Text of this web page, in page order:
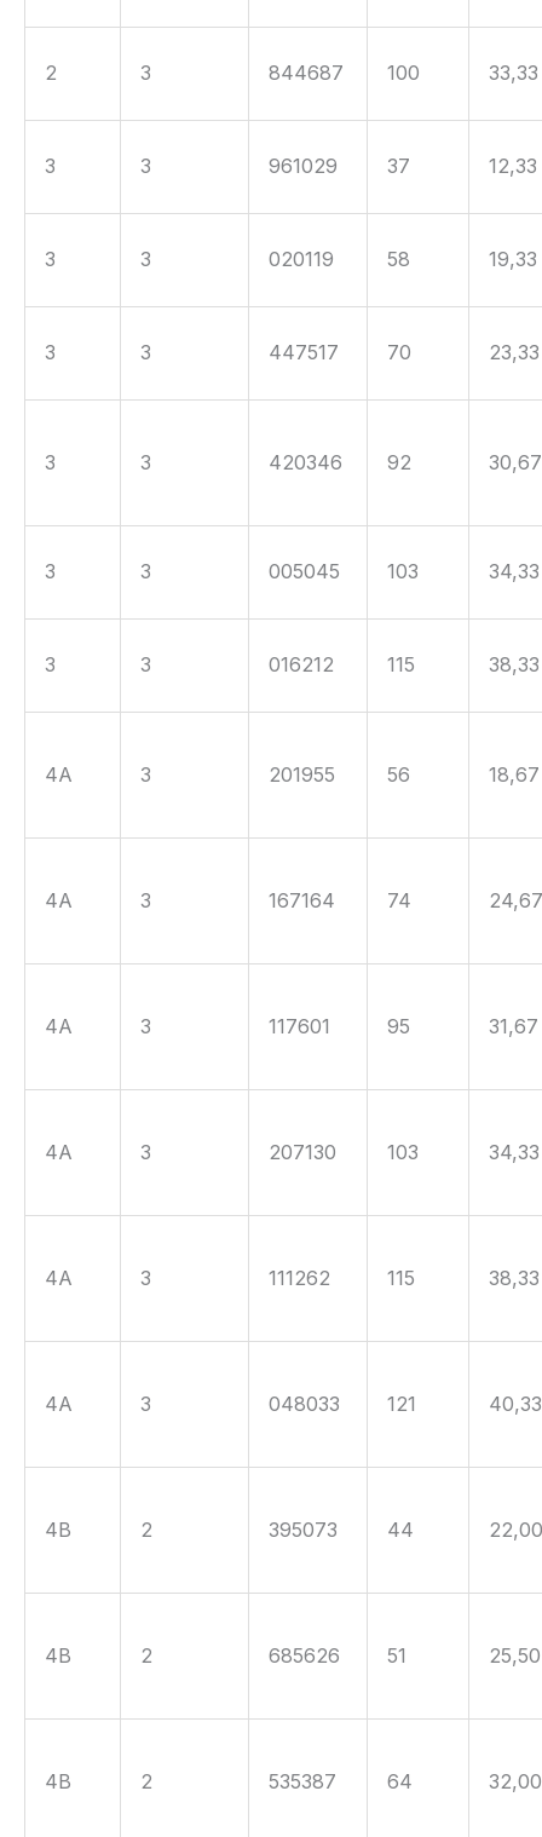
2 3 844687 100 33,33
3 3 961029 37 12,33
3 3 020119 58 19,33
3 3 447517 70 23,33
3 3 420346 92 30,67
3 3 005045 103 34,33
3 3 016212 115 38,33
4A 3 201955 56 18,67
4A 3 167164 74
4A 3 117601 95 31,67
4A 3 207130 103 34,33
4A 3 111262 115 38,33
4A 3 048033 121 40,33
4B 2 395073 44
4B 2 685626 51 25,50
4B 2 535387 64 32,00